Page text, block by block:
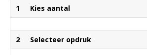
1 Kies aantal
2 Selecteer opdruk